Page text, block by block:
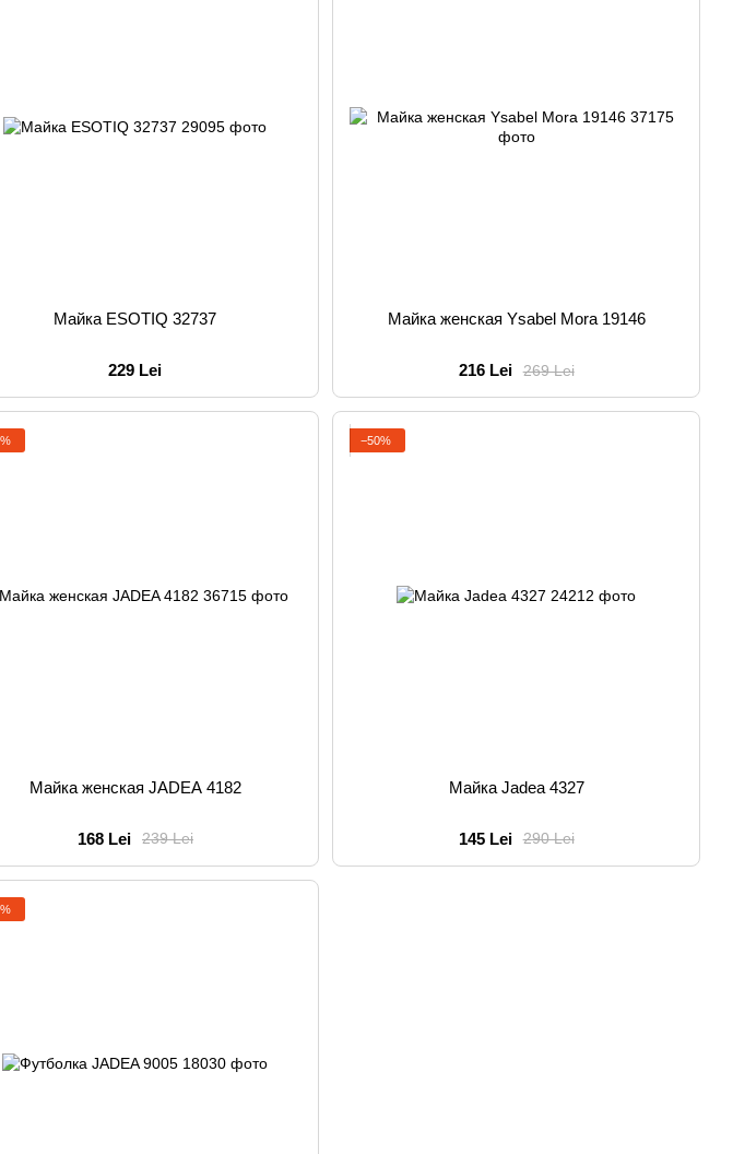
Майка ESOTIQ 32737
229 Lei
Майка женская Ysabel Mora 19146
269 Lei
216 Lei
Майка женская JADEA 4182
239 Lei
168 Lei
−50%
Майка Jadea 4327
290 Lei
145 Lei